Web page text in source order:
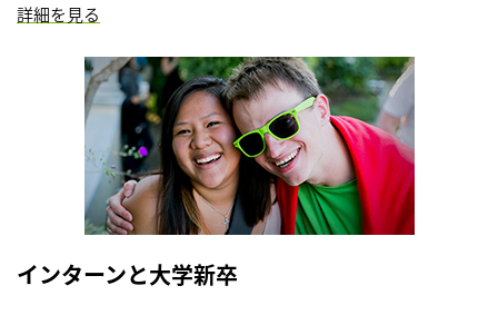
詳細を見る
インターンと大学新卒